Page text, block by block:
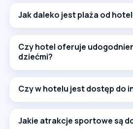
Jak daleko jest plaża od
Czy hotel oferuje
dziećmi?
Czy w hotelu jest dostęp do
Jakie atrakcje sportowe są